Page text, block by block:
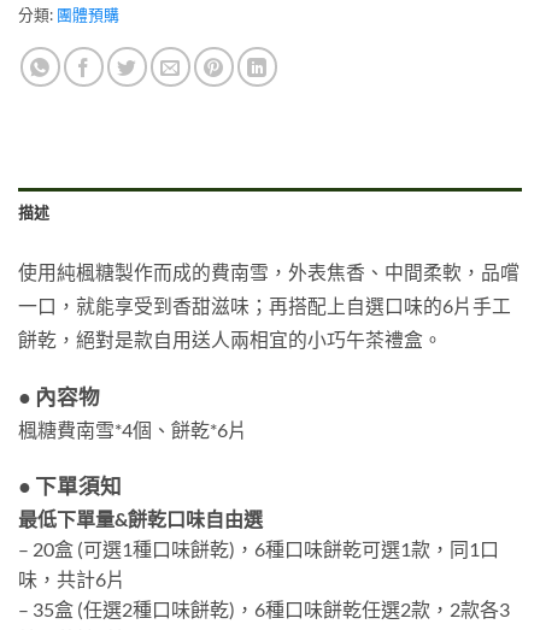
分類: 團體預購
描述
使用純楓糖製作而成的費南雪，外表焦香、中間柔軟，品嚐
一口，就能享受到香甜滋味；再搭配上自選口味的6片手工
餅乾，絕對是款自用送人兩相宜的小巧午茶禮盒。
● 內容物
楓糖費南雪*4個、餅乾*6片
● 下單須知
最低下單量&餅乾口味自由選
– 20盒 (可選1種口味餅乾) ， 6種口味餅乾可選1款，同1口
味，共計6片
– 35盒 (任選2種口味餅乾) ， 6種口味餅乾任選2款，2款各3